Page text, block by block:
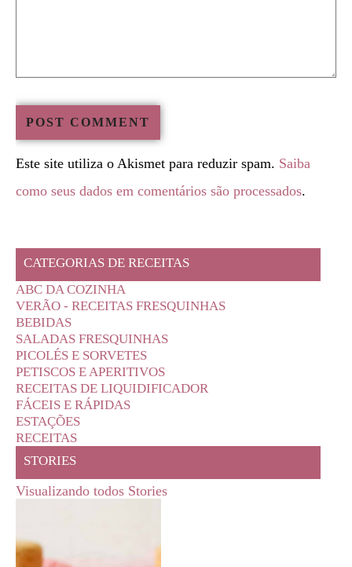
Este site utiliza o Akismet para reduzir spam. Saiba
como seus dados em comentários são processados.
CATEGORIAS DE RECEITAS
ABC DA COZINHA
VERÃO - RECEITAS FRESQUINHAS
BEBIDAS
SALADAS FRESQUINHAS
PICOLÉS E SORVETES
PETISCOS E APERITIVOS
RECEITAS DE LIQUIDIFICADOR
FÁCEIS E RÁPIDAS
ESTAÇÕES
RECEITAS
STORIES
Visualizando todos Stories